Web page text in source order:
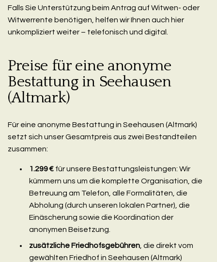
Falls Sie Unterstützung beim Antrag auf Witwen- oder
Witwerrente benötigen, helfen wir Ihnen auch hier
unkompliziert weiter – telefonisch und digital.
Preise für eine anonyme
Bestattung in Seehausen
(Altmark)
Für eine anonyme Bestattung in Seehausen (Altmark)
setzt sich unser Gesamtpreis aus zwei Bestandteilen
zusammen:
1.299 € für unsere Bestattungsleistungen: Wir
kümmern uns um die komplette Organisation, die
Betreuung am Telefon, alle Formalitäten, die
Abholung (durch unseren lokalen Partner), die
Einäscherung sowie die Koordination der
anonymen Beisetzung.
zusätzliche Friedhofsgebühren , die direkt vom
gewählten Friedhof in Seehausen (Altmark)